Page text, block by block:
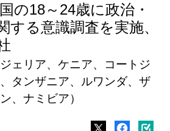
の18～24歳に政治・
する意識調査を実施、
ェリア、ケニア、コートジ
タンザニア、ルワンダ、ザ
、ナミビア）